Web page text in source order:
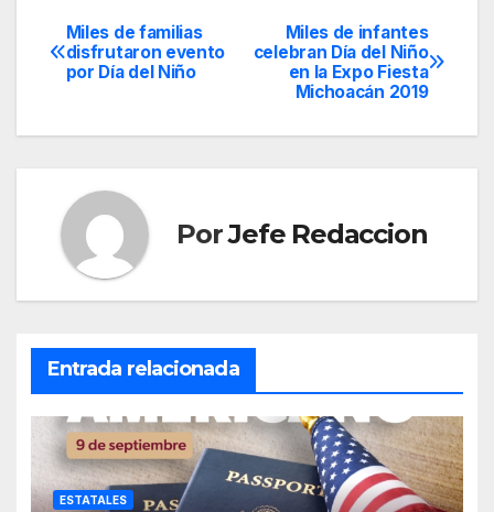
Navegación
de
entradas
Miles de infantes
celebran Día del Niño
en la Expo Fiesta
Michoacán 2019
Miles de familias
disfrutaron evento
por Día del Niño
PorJefe Redaccion
Entrada relacionada
ESTATALES